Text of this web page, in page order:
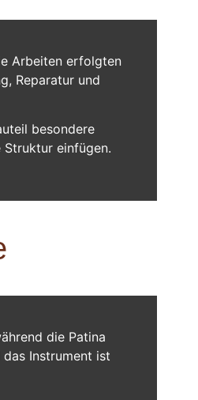
Arbeiten erfolgten
Reparatur und
besondere
einfügen.
die Patina
Instrument ist